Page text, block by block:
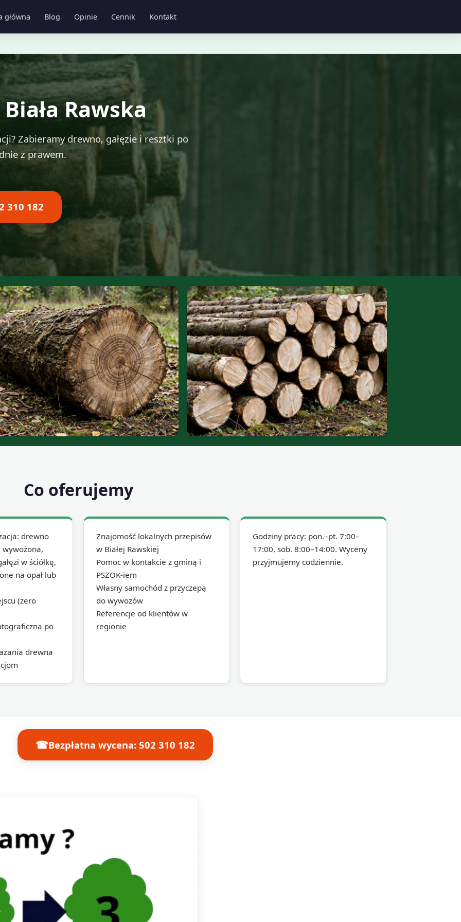
główna Blog Opinie Cennik Kontakt
Rawska
Zabieramy drewno, gałęzie i resztki po
z prawem.
310 182
Co oferujemy
drewno
wywożona,
w ściółkę,
na opał lub
(zero
po
drewna
Znajomość lokalnych przepisów
w Białej Rawskiej
Pomoc w kontakcie z gminą i
PSZOK-iem
Własny samochód z przyczepą
do wywozów
Referencje od klientów w
regionie
Godziny pracy: pon.–pt. 7:00–
17:00, sob. 8:00–14:00. Wyceny
przyjmujemy codziennie.
☎Bezpłatna wycena: 502 310 182